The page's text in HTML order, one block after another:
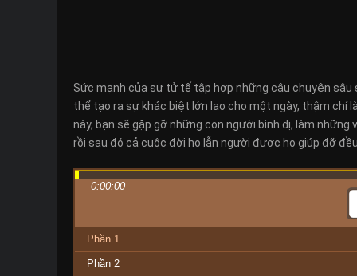
Sức mạnh của sự tử tế tập hợp những câu chuyện
thể tạo ra sự khác biệt lớn lao cho một ngày, thậm chí
này, bạn sẽ gặp gỡ những con người bình dị, làm
rồi sau đó cả cuộc đời họ lẫn người được họ giúp đỡ
0:00:00
Phần 1
Phần 2